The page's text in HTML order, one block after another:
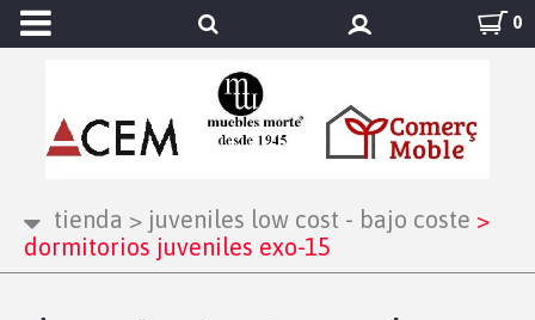
0
tienda > juveniles low cost - bajo coste >
dormitorios juveniles exo-15